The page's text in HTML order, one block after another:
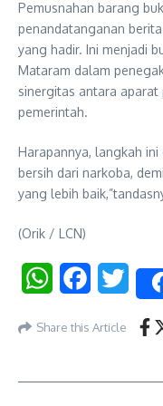
Pemusnahan barang
penandatanganan
yang hadir. Ini menjadi
Mataram dalam
sinergitas antara aparat
pemerintah.
Harapannya, langkah
bersih dari narkoba,
yang lebih
(Orik / LCN)
WhatsAppFacebook
Share this Article